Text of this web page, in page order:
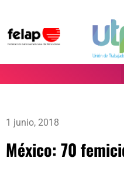
1 junio, 2018
México: 70